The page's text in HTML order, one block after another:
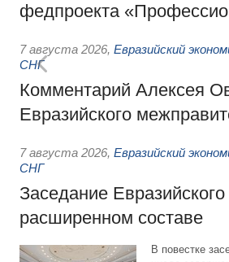
федпроекта
7 августа 2026, Евразийский
СНГ
Комментарий Алексея
Евразийского
7 августа 2026, Евразийский
СНГ
Заседание
расширенном составе
В повестке